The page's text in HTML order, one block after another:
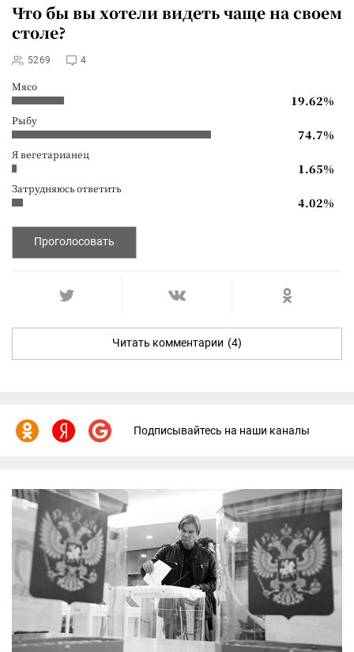
Что бы вы хотели видеть чаще на своем
столе?
5269 4
Мясо
19.62%
Рыбу
74.7%
Я вегетарианец
1.65%
Затрудняюсь ответить
4.02%
Проголосовать
Читать комментарии (4)
Подписывайтесь на наши каналы